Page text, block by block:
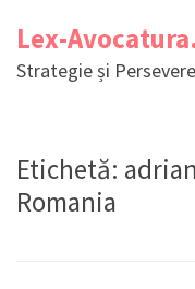
conținut
Lex-
Strategie și
Etichetă:
Romania